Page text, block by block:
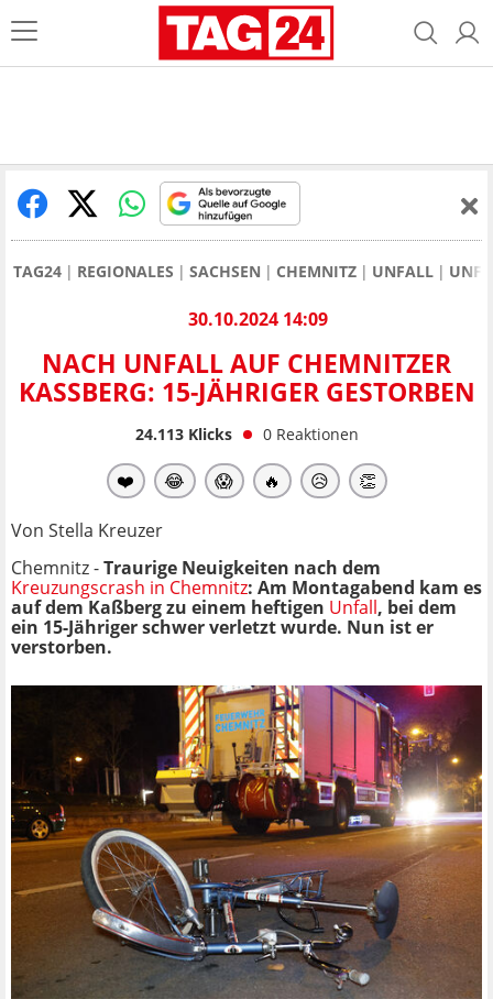
TAG24 REGIONALES SACHSEN CHEMNITZ UNFALL
30.10.2024 14:09
NACH UNFALL AUF CHEMNITZER
KASSBERG: 15-JÄHRIGER GESTORBEN
24.113Klicks 0 Reaktionen
❤️ 😂 😱 🔥 😥 👏
Von Stella Kreuzer
Chemnitz -Traurige Neuigkeiten nach dem
Kreuzungscrash in Chemnitz: Am Montagabend kam es
auf dem Kaßberg zu einem heftigen Unfall, bei dem
ein 15-Jähriger schwer verletzt wurde. Nun ist er
verstorben.